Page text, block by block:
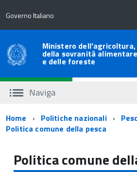
Governo Italiano
Ministero dell'agricoltura,
della sovranità alimentare
e delle foreste
Naviga
Percorso
di
navigazione
Home Politiche nazionali
Politica comune della pesca
Politica comune